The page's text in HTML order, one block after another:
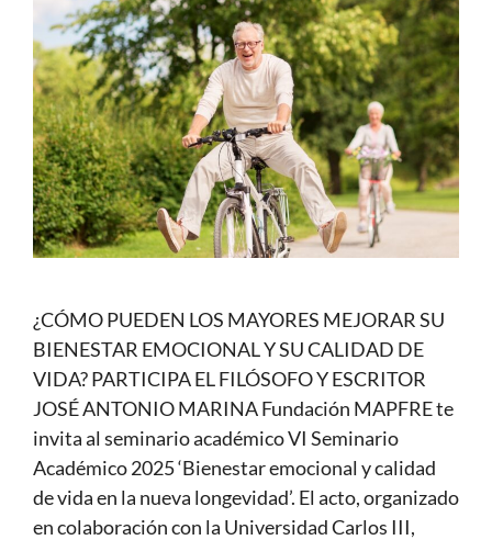
¿CÓMO PUEDEN LOS MAYORES MEJORAR SU
BIENESTAR EMOCIONAL Y SU CALIDAD DE
VIDA? PARTICIPA EL FILÓSOFO Y ESCRITOR
JOSÉ ANTONIO MARINA Fundación MAPFRE te
invita al seminario académico VI Seminario
Académico 2025 ‘Bienestar emocional y calidad
de vida en la nueva longevidad’. El acto, organizado
en colaboración con la Universidad Carlos III,